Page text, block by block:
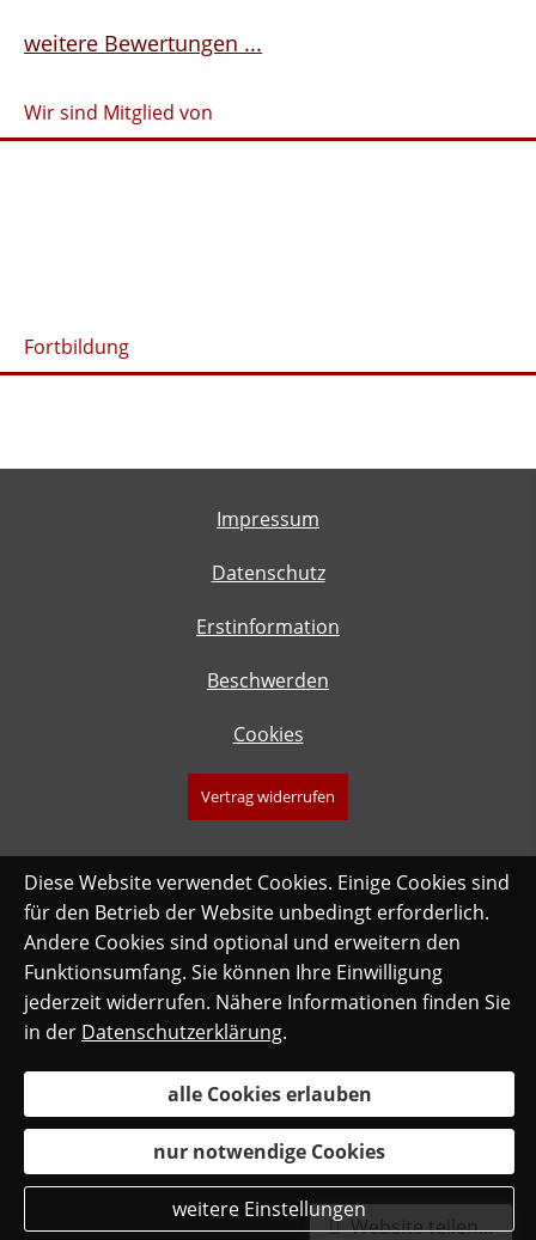
weitere Bewertungen ...
Wir sind Mitglied von
Fortbildung
Impressum
Datenschutz
Erstinformation
Beschwerden
Cookies
Vertrag widerrufen
Diese Website verwendet Cookies. Einige Cookies sind
für den Betrieb der Website unbedingt erforderlich.
Andere Cookies sind optional und erweitern den
Funktionsumfang. Sie können Ihre Einwilligung
jederzeit widerrufen. Nähere Informationen finden Sie
in der Datenschutzerklärung.
alle Cookies erlauben
nur notwendige Cookies
weitere Einstellungen
Website teilen...